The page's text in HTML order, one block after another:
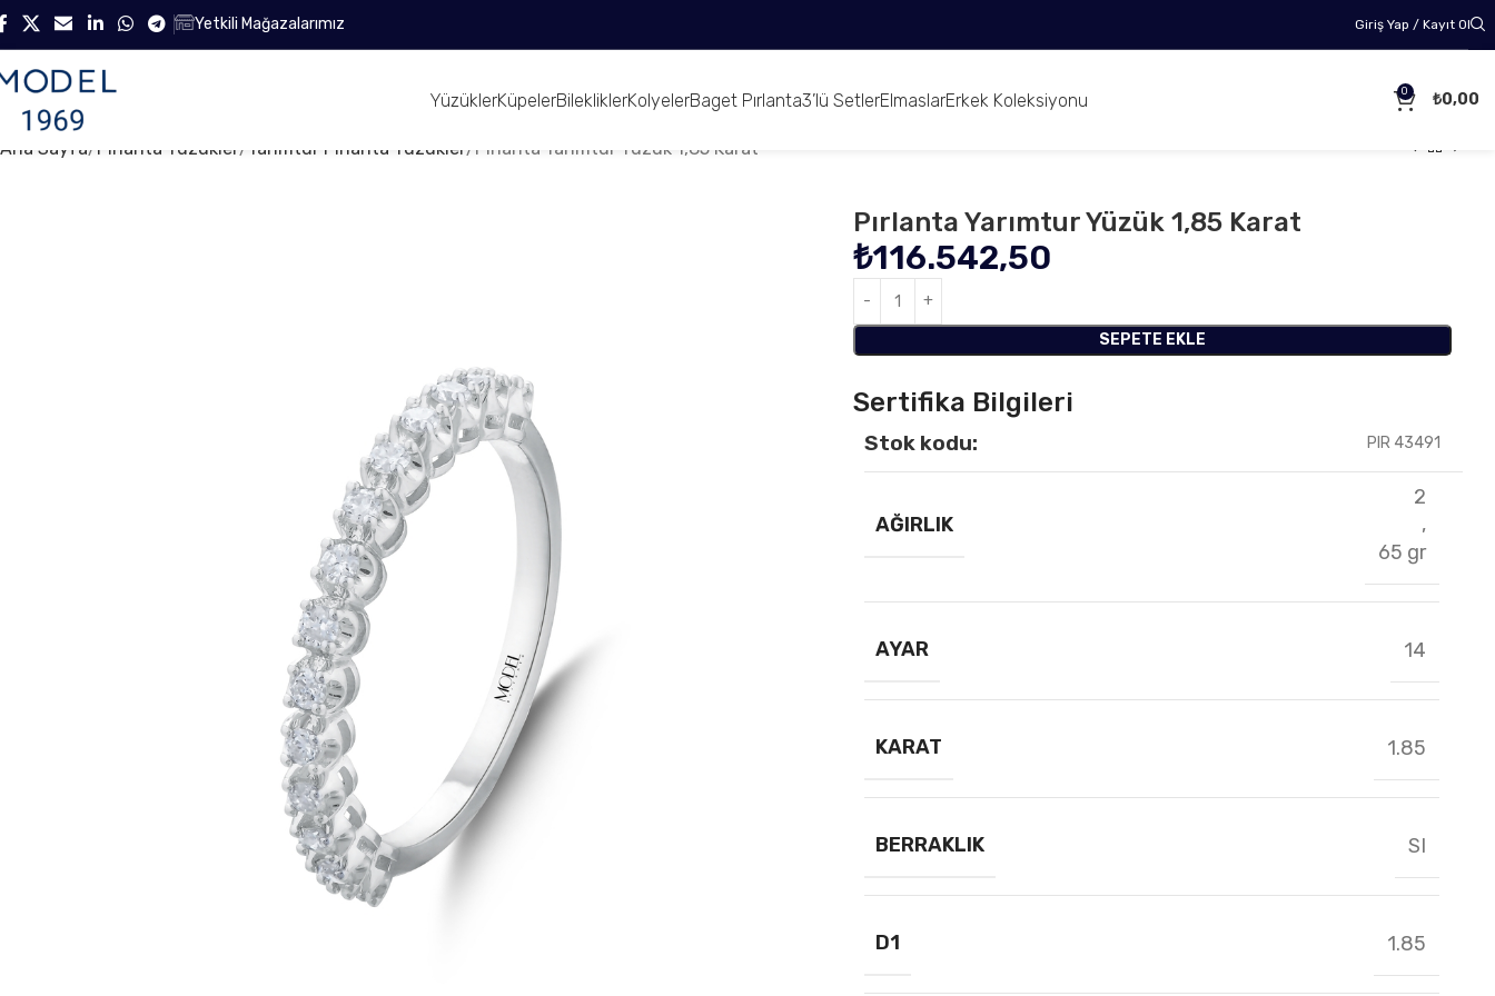
Yetkili Mağazalarımız Giriş Yap / Kayıt Ol
YüzüklerKüpelerBilekliklerKolyelerBaget Pırlanta3’lü SetlerElmaslarErkek Koleksiyonu 0 ₺0,00
Ana Sayfa Pırlanta Yüzükler Yarımtur Pırlanta Yüzükler Pırlanta Yarımtur Yüzük 1,85 Karat
Pırlanta Yarımtur Yüzük 1,85 Karat
₺116.542,50
SEPETE EKLE
Sertifika Bilgileri
Stok kodu: PIR 43491
AĞIRLIK
2
,
65 gr
AYAR 14
KARAT 1.85
BERRAKLIK SI
D1 1.85